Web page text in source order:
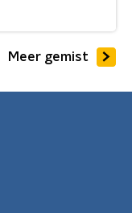
Meer gemist